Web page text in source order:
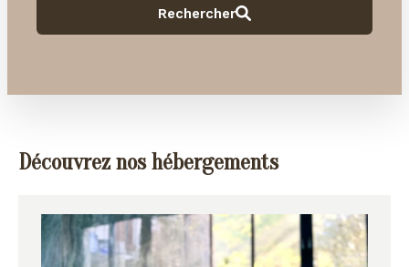
Découvrez nos hébergements